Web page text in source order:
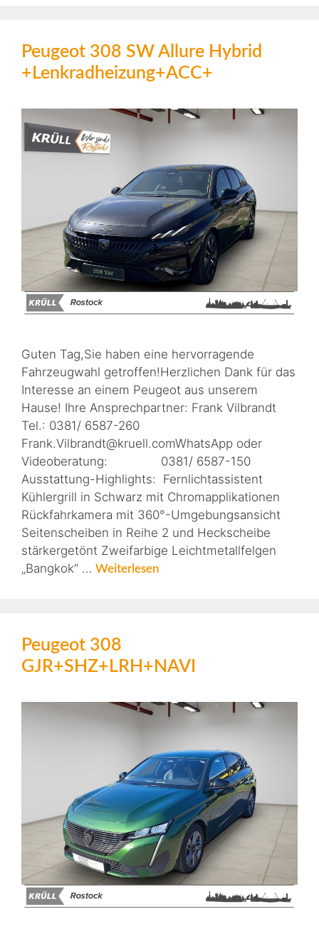
Peugeot 308 SW Allure Hybrid
+Lenkradheizung+ACC+
Guten Tag,Sie haben eine hervorragende
Fahrzeugwahl getroffen!Herzlichen Dank für das
Interesse an einem Peugeot aus unserem
Hause! Ihre Ansprechpartner: Frank Vilbrandt
Tel.: 0381/ 6587-260
Frank.Vilbrandt@kruell.comWhatsApp oder
Videoberatung: 0381/ 6587-150
Ausstattung-Highlights: Fernlichtassistent
Kühlergrill in Schwarz mit Chromapplikationen
Rückfahrkamera mit 360°-Umgebungsansicht
Seitenscheiben in Reihe 2 und Heckscheibe
stärkergetönt Zweifarbige Leichtmetallfelgen
„Bangkok“ … Weiterlesen
Peugeot 308
GJR+SHZ+LRH+NAVI